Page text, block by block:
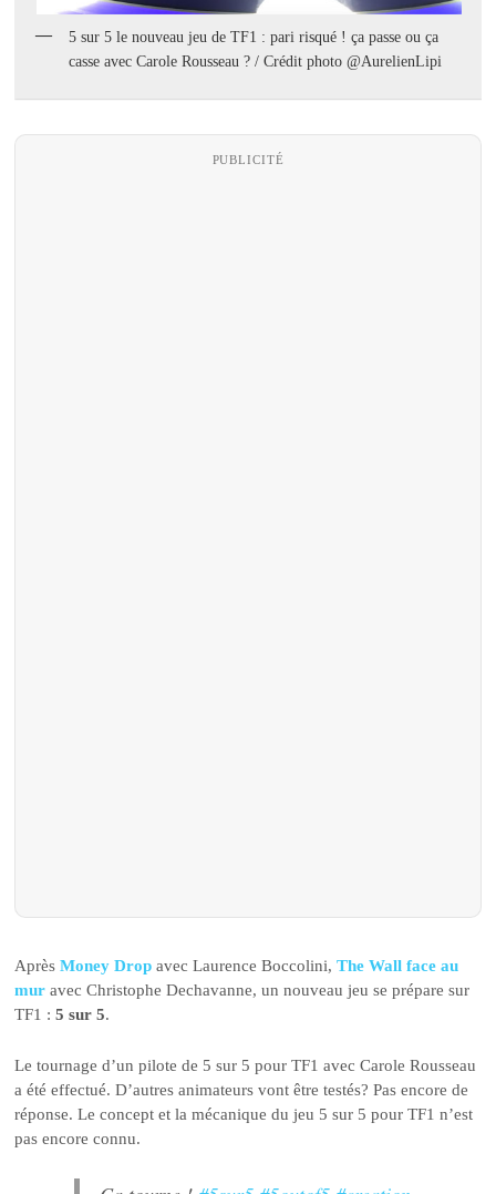
5 sur 5 le nouveau jeu de TF1 : pari risqué ! ça passe ou ça
casse avec Carole Rousseau ? / Crédit photo @AurelienLipi
PUBLICITÉ
AprèsMoney Drop avec Laurence Boccolini,The Wall face au
mur avec Christophe Dechavanne, un nouveau jeu se prépare sur
TF1 :5 sur 5.
Le tournage d’un pilote de 5 sur 5 pour TF1 avec Carole Rousseau
a été effectué. D’autres animateurs vont être testés? Pas encore de
réponse. Le concept et la mécanique du jeu 5 sur 5 pour TF1 n’est
pas encore connu.